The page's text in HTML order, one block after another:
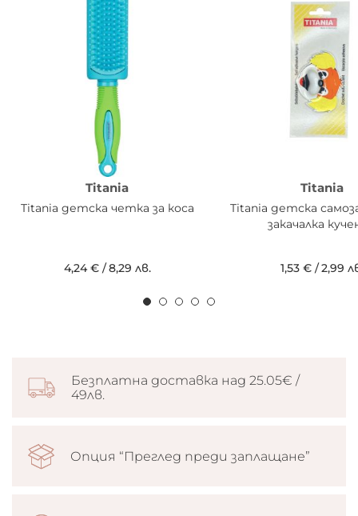
Titania
Titania детска четка за коса
4,24 €/8,29 лв.
Titania
Titania детска
закачалка
1,53 € /2,99
Безплатна доставка над 25.05€ /
49лв.
Опция “Преглед преди заплащане”